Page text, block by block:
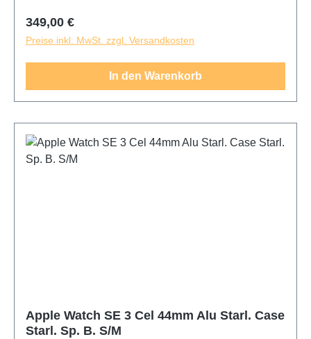
Regulärer Preis:
349,00 €
Preise inkl. MwSt. zzgl. Versandkosten
In den Warenkorb
Apple Watch SE 3 Cel 44mm Alu Starl. Case
Starl. Sp. B. S/M